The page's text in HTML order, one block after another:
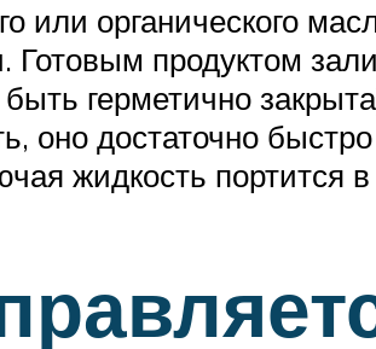
или органического
Готовым продуктом
герметично
оно достаточно
жидкость портится